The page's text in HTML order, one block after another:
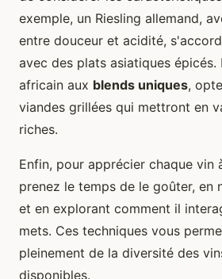
exemple, un Riesling allemand,
entre douceur et acidité,
avec des plats asiatiques épicés.
africain aux blends uniques,
viandes grillées qui mettront en
riches.
Enfin, pour apprécier chaque vin
prenez le temps de le goûter, en
et en explorant comment il
mets. Ces techniques vous
pleinement de la diversité des
disponibles.